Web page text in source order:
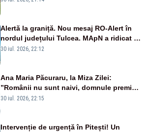
Alertă la graniță. Nou mesaj RO-Alert în
nordul județului Tulcea. MApN a ridicat de
la sol două avioane F-16
30 iul. 2026, 22:12
Ana Maria Păcuraru, la Miza Zilei:
”Românii nu sunt naivi, domnule premier
Bolojan”
30 iul. 2026, 22:15
Intervenție de urgență în Pitești! Un